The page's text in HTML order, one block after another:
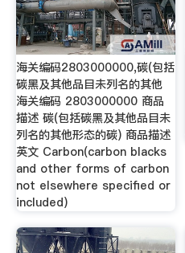
海关编码2803000000,碳(包括
碳黑及其他品目未列名的其他
海关编码 2803000000 商品
描述 碳(包括碳黑及其他品目未
列名的其他形态的碳) 商品描述
英文 Carbon(carbon blacks
and other forms of carbon
not elsewhere specified or
included)